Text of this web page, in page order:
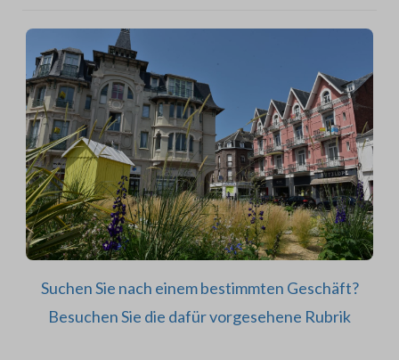
Suchen Sie nach einem bestimmten Geschäft?
Besuchen Sie die dafür vorgesehene Rubrik